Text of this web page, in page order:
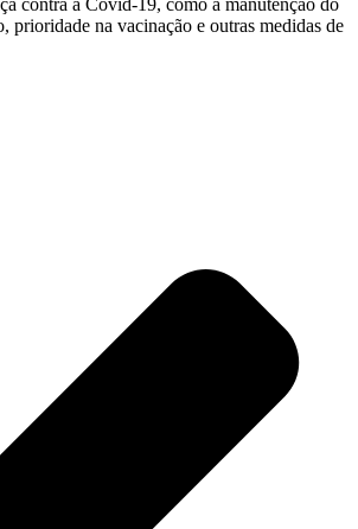
prioridade na vacinação e outras medidas de